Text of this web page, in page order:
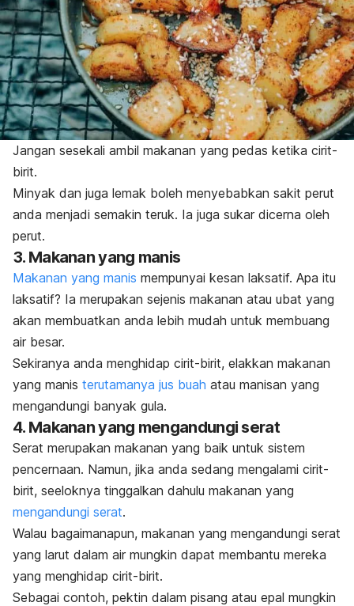
Jangan sesekali ambil makanan yang pedas ketika cirit-
birit.
Minyak dan juga lemak boleh menyebabkan sakit perut
anda menjadi semakin teruk. Ia juga sukar dicerna oleh
perut.
3. Makanan yang manis
Makanan yang manis mempunyai kesan laksatif. Apa itu
laksatif? Ia merupakan sejenis makanan atau ubat yang
akan membuatkan anda lebih mudah untuk membuang
air besar.
Sekiranya anda menghidap cirit-birit, elakkan makanan
yang manis terutamanya jus buah atau manisan yang
mengandungi banyak gula.
4. Makanan yang mengandungi serat
Serat merupakan makanan yang baik untuk sistem
pencernaan. Namun, jika anda sedang mengalami cirit-
birit, seeloknya tinggalkan dahulu makanan yang
mengandungi serat.
Walau bagaimanapun, makanan yang mengandungi serat
yang larut dalam air mungkin dapat membantu mereka
yang menghidap cirit-birit.
Sebagai contoh, pektin dalam pisang atau epal mungkin